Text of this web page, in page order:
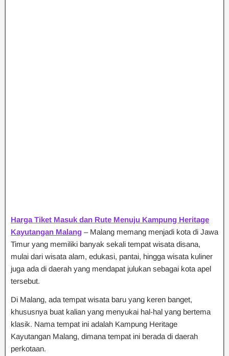
Harga Tiket Masuk dan Rute Menuju Kampung Heritage
Kayutangan Malang – Malang memang menjadi kota di Jawa
Timur yang memiliki banyak sekali tempat wisata disana,
mulai dari wisata alam, edukasi, pantai, hingga wisata kuliner
juga ada di daerah yang mendapat julukan sebagai kota apel
tersebut.
Di Malang, ada tempat wisata baru yang keren banget,
khususnya buat kalian yang menyukai hal-hal yang bertema
klasik. Nama tempat ini adalah Kampung Heritage
Kayutangan Malang, dimana tempat ini berada di daerah
perkotaan.